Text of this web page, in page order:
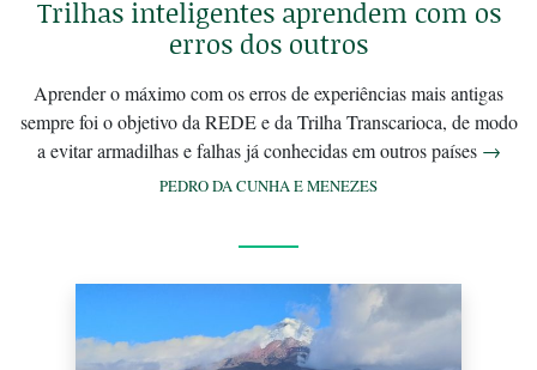
Trilhas inteligentes aprendem com os
erros dos outros
Aprender o máximo com os erros de experiências mais antigas
sempre foi o objetivo da REDE e da Trilha Transcarioca, de modo
a evitar armadilhas e falhas já conhecidas em outros países →
PEDRO DA CUNHA E MENEZES